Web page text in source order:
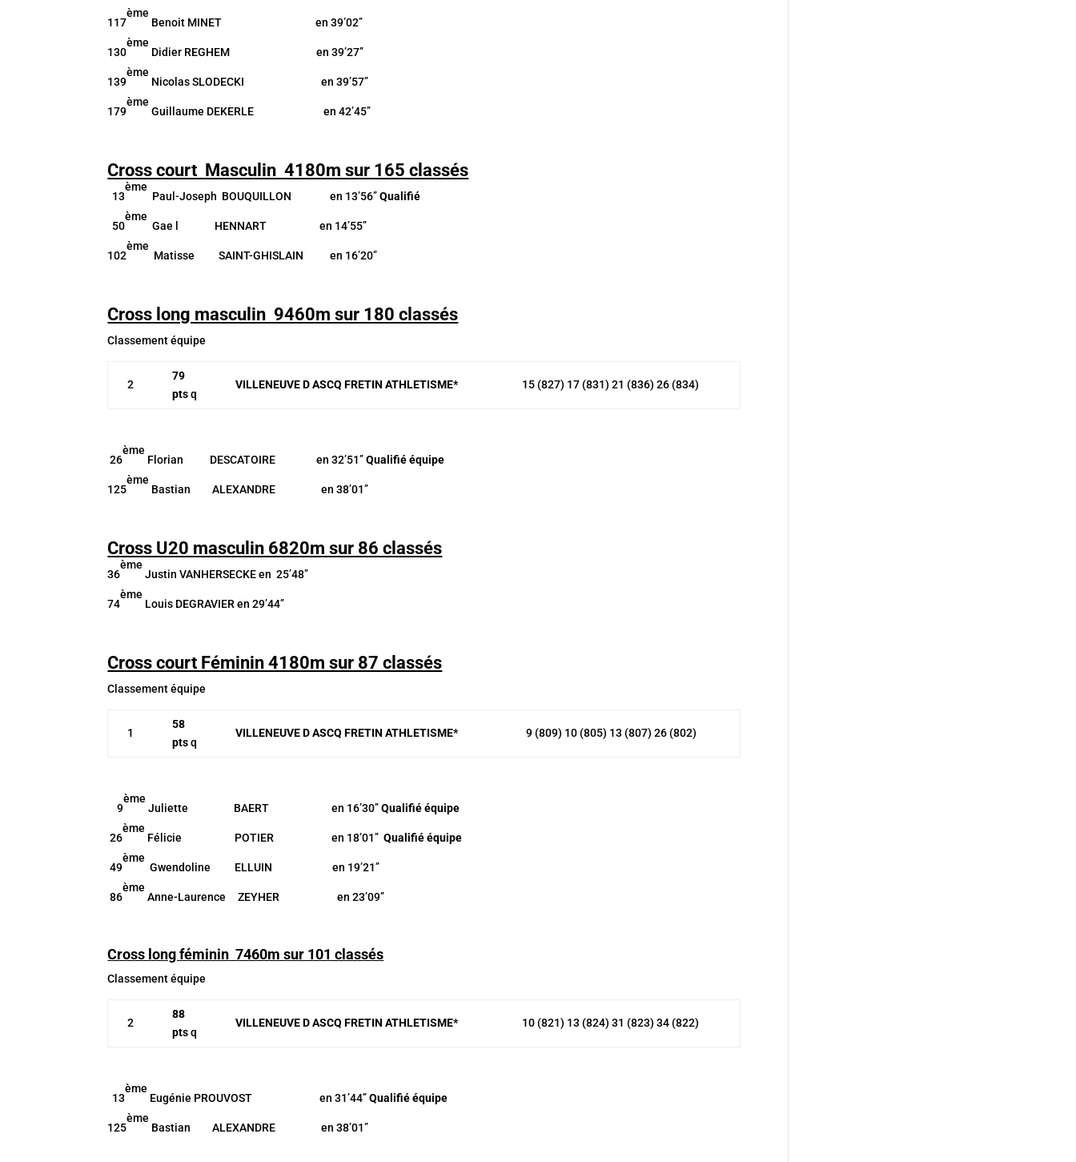
117
ème
Benoit MINET en 39’02’’
130
ème
Didier REGHEM en 39’27’’
139
ème
Nicolas SLODECKI en 39’57’’
179
ème
Guillaume DEKERLE en 42’45’’
Cross court Masculin 4180m sur 165 classés
13
ème
Paul-Joseph BOUQUILLON en 13’56’’Qualifié
50
ème
Gae l HENNART en 14’55’’
102
ème
Matisse SAINT-GHISLAIN en 16’20’’
Cross long masculin 9460m sur 180 classés
Classement équipe
2
79
ptsq
VILLENEUVE D ASCQ FRETIN ATHLETISME* 15 (827) 17 (831) 21 (836) 26 (834)
26
ème
Florian DESCATOIRE en 32’51’’Qualifié équipe
125
ème
Bastian ALEXANDRE en 38’01’’
Cross U20 masculin 6820m sur 86 classés
36
ème
Justin VANHERSECKE en 25’48’’
74
ème
Louis DEGRAVIER en 29’44’’
Cross court Féminin 4180m sur 87 classés
Classement équipe
1
58
ptsq
VILLENEUVE D ASCQ FRETIN ATHLETISME* 9 (809) 10 (805) 13 (807) 26 (802)
9
ème
Juliette BAERT en 16’30’’Qualifié équipe
26
ème
Félicie POTIER en 18’01’’Qualifié équipe
49
ème
Gwendoline ELLUIN en 19’21’’
86
ème
Anne-Laurence ZEYHER en 23’09’’
Cross long féminin 7460m sur 101 classés
Classement équipe
2
88
ptsq
VILLENEUVE D ASCQ FRETIN ATHLETISME* 10 (821) 13 (824) 31 (823) 34 (822)
13
ème
Eugénie PROUVOST en 31’44’’Qualifié équipe
125
ème
Bastian ALEXANDRE en 38’01’’